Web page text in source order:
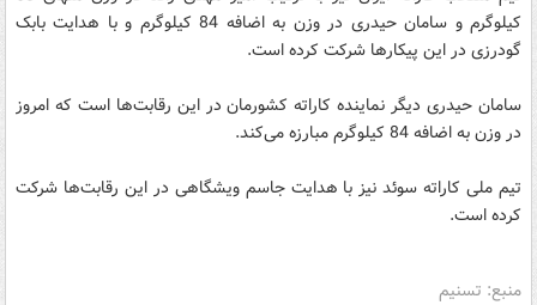
کیلوگرم و سامان حیدری در وزن به اضافه 84 کیلوگرم و با هدایت بابک
گودرزی در این پیکارها شرکت کرده است.
سامان حیدری دیگر نماینده کاراته کشورمان در این رقابت‌ها است که امروز
در وزن به اضافه 84 کیلوگرم مبارزه می‌کند.
تیم ملی کاراته سوئد نیز با هدایت جاسم ویشگاهی در این رقابت‌ها شرکت
کرده است.
منبع: تسنیم